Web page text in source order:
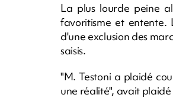
La plus lourde peine
favoritisme et entente.
d'une exclusion des
saisis.
"M. Testoni a plaidé
une réalité", avait